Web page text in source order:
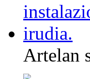
Artelan